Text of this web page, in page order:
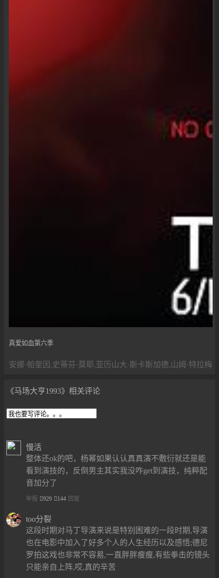
真爱如血第六季
安娜·帕奎因,史蒂芬·莫耶,亚历山大·斯卡斯加德,山姆·特拉梅
《马场大亨1993》相关评论
慢活
整体还ok的吧，杨幂如果认认真真演不敷衍就还是能
看到演技的，反倒男主其实我没咋get到演技，纯粹配
音加分了
举报 929 144 回复
too分裂
这段时期对马丁导演来说是特别困难的一段时期,导演
也在电影中加入了好多个人的人生经历以及感悟;德尼
罗拍这戏也非常不容易,一直胖胖瘦瘦,有些拳击的镜头
只能亲自上阵,哎,真的辛苦